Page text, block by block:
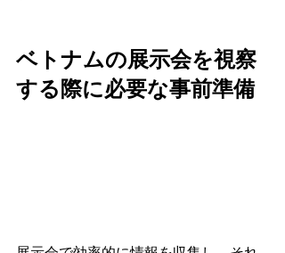
ベトナムの展示会を視察
する際に必要な事前準備